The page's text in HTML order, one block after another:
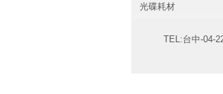
光碟耗材
TEL:台中-04-